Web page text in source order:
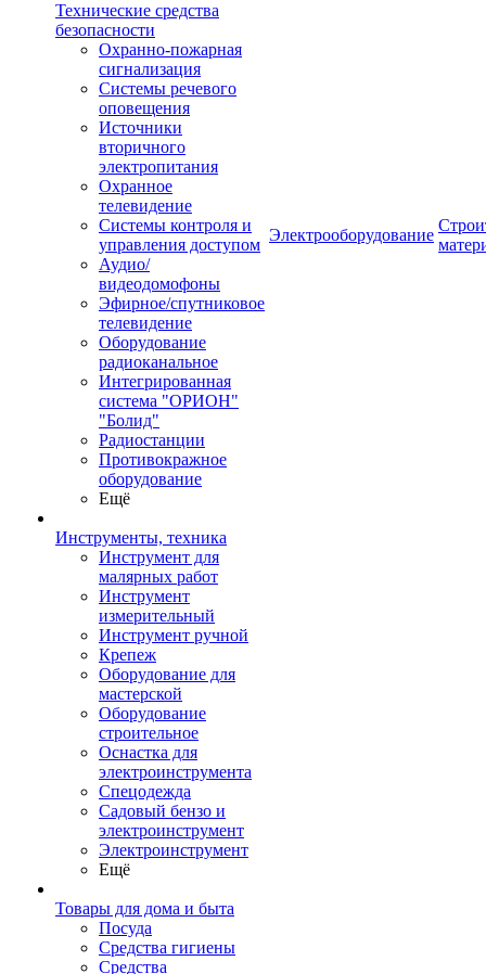
Технические средства
безопасности
Охранно-пожарная
сигнализация
Системы речевого
оповещения
Источники
вторичного
электропитания
Охранное
телевидение
Системы контроля и
управления доступом
Аудио/
видеодомофоны
Эфирное/спутниковое
телевидение
Оборудование
радиоканальное
Интегрированная
система "ОРИОН"
"Болид"
Радиостанции
Противокражное
оборудование
Ещё
Инструменты, техника
Инструмент для
малярных работ
Инструмент
измерительный
Инструмент ручной
Крепеж
Оборудование для
мастерской
Оборудование
строительное
Оснастка для
электроинструмента
Спецодежда
Садовый бензо и
электроинструмент
Электроинструмент
Ещё
Товары для дома и быта
Посуда
Средства гигиены
Средства
Электрооборудование